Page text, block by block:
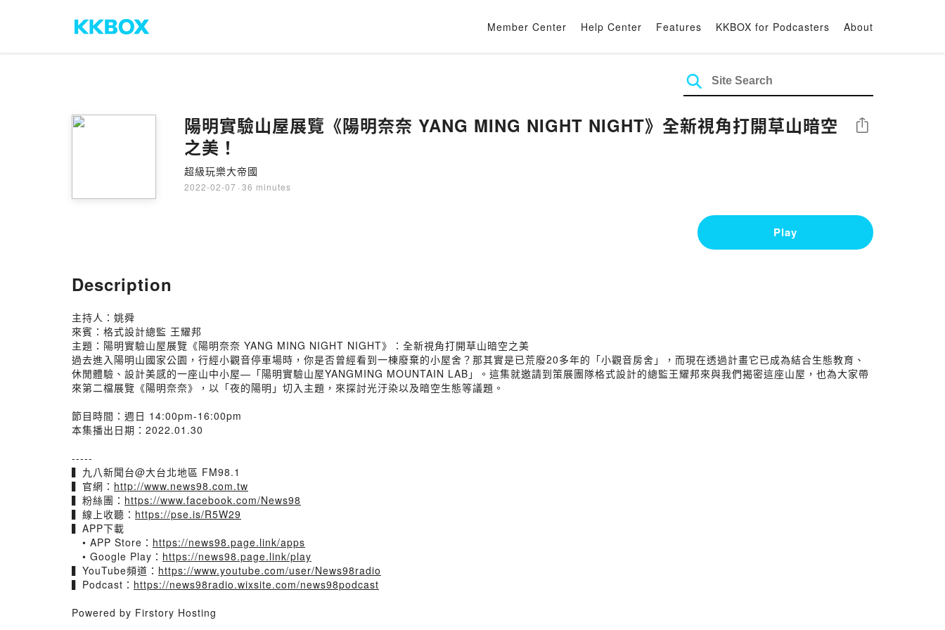
Member Center Help Center Features KKBOX for Podcasters About
陽明實驗山屋展覽《陽明奈奈 YANG MING NIGHT NIGHT》全新視角打開草山暗空
之美！
超級玩樂大帝國
2022-02-07 · 36 minutes
Share
Play
Description
主持人：姚舜
來賓：格式設計總監 王耀邦
主題：陽明實驗山屋展覽《陽明奈奈 YANG MING NIGHT NIGHT》：全新視角打開草山暗空之美
過去進入陽明山國家公園，行經小觀音停車場時，你是否曾經看到一棟廢棄的小屋舍？那其實是已荒廢20多年的「小觀音房舍」，而現在透過計畫它已成為結合生態教育、
休閒體驗、設計美感的一座山中小屋—「陽明實驗山屋YANGMING MOUNTAIN LAB」。這集就邀請到策展團隊格式設計的總監王耀邦來與我們揭密這座山屋，也為大家帶
來第二檔展覽《陽明奈奈》，以「夜的陽明」切入主題，來探討光汙染以及暗空生態等議題。
節目時間：週日 14:00pm-16:00pm
本集播出日期：2022.01.30
-----
▍九八新聞台@大台北地區 FM98.1
▍官網： http://www.news98.com.tw
▍粉絲團： https://www.facebook.com/News98
▍線上收聽： https://pse.is/R5W29
▍APP下載
• APP Store： https://news98.page.link/apps
• Google Play： https://news98.page.link/play
▍YouTube頻道： https://www.youtube.com/user/News98radio
▍Podcast： https://news98radio.wixsite.com/news98podcast
Powered by Firstory Hosting